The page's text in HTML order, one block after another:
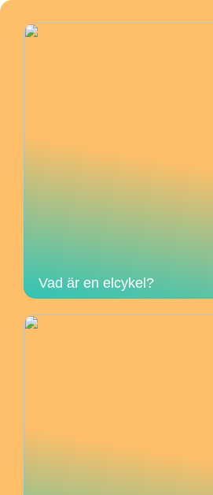
Vad är en elcykel?